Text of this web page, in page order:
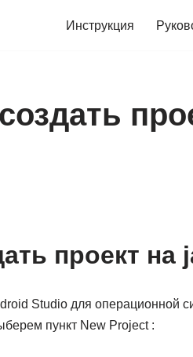
Инструкция
проект на
Studio для операционной
пункт New Project :